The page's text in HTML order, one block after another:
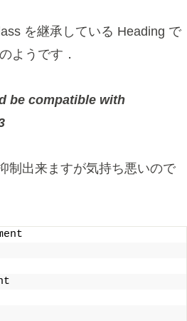
を継承している Heading で
ようです．
be compatible with
制出来ますが気持ち悪いので